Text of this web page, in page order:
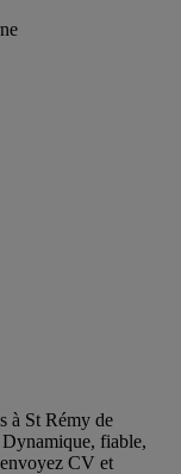
à St Rémy de
fiable,
CV et